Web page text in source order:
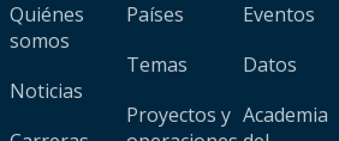
Quiénes
somos
Noticias
Países
Temas
Proyectos y
Eventos
Datos
Academia